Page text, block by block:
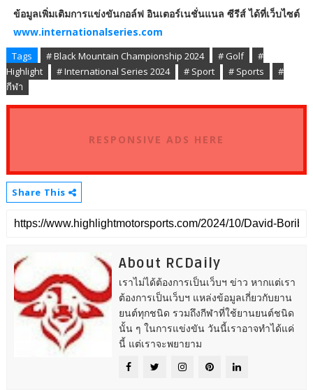
ข้อมูลเพิ่มเติมการแข่งขันกอล์ฟ อินเตอร์เนชั่นแนล ซีรีส์ ได้ที่เว็บไซต์
www.internationalseries.com
Tags # Black Mountain Championship 2024 # Golf
#
Highlight
# International Series 2024 # Sport # Sports
#
กีฬา
RESPONSIVE ADS HERE
Share This
About RCDaily
เราไม่ได้ต้องการเป็นเว็บฯ ข่าว หากแต่เรา
ต้องการเป็นเว็บฯ แหล่งข้อมูลเกี่ยวกับยาน
ยนต์ทุกชนิด รวมถึงกีฬาที่ใช้ยานยนต์ชนิด
นั้น ๆ ในการแข่งขัน วันนี้เราอาจทำได้แค่
นี้ แต่เราจะพยายาม